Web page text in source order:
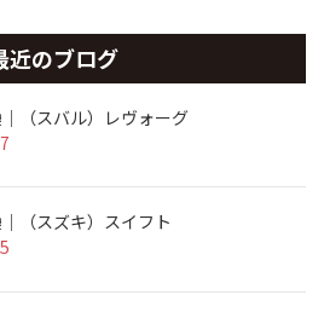
近のブログ
（スバル）レヴォーグ
（スズキ）スイフト